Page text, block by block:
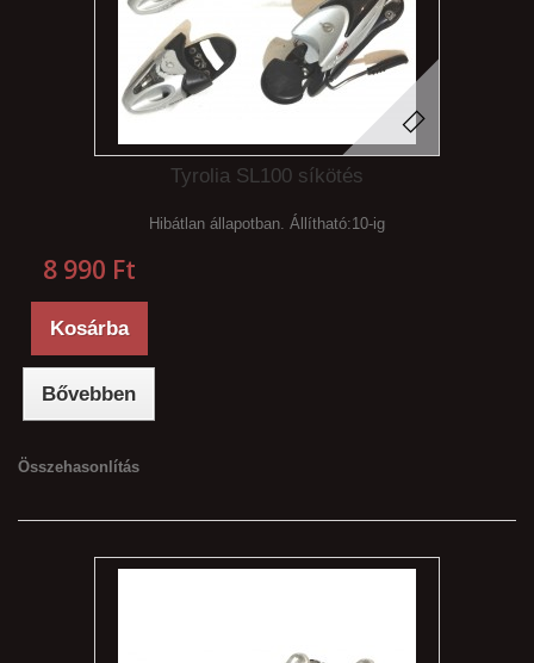
Tyrolia SL100 síkötés
Hibátlan állapotban. Állítható:10-ig
8 990 Ft‎
Kosárba
Bővebben
Összehasonlítás